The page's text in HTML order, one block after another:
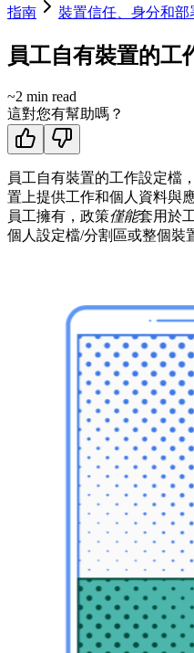
指南 裝置信任、身分和部
員工自有裝置的工
~2 min read
這對您有幫助嗎？
員工自有裝置的工作設定檔
置上提供工作和個人資料與
員工擁有，政策僅能套用於
個人設定檔/分割區或整個裝